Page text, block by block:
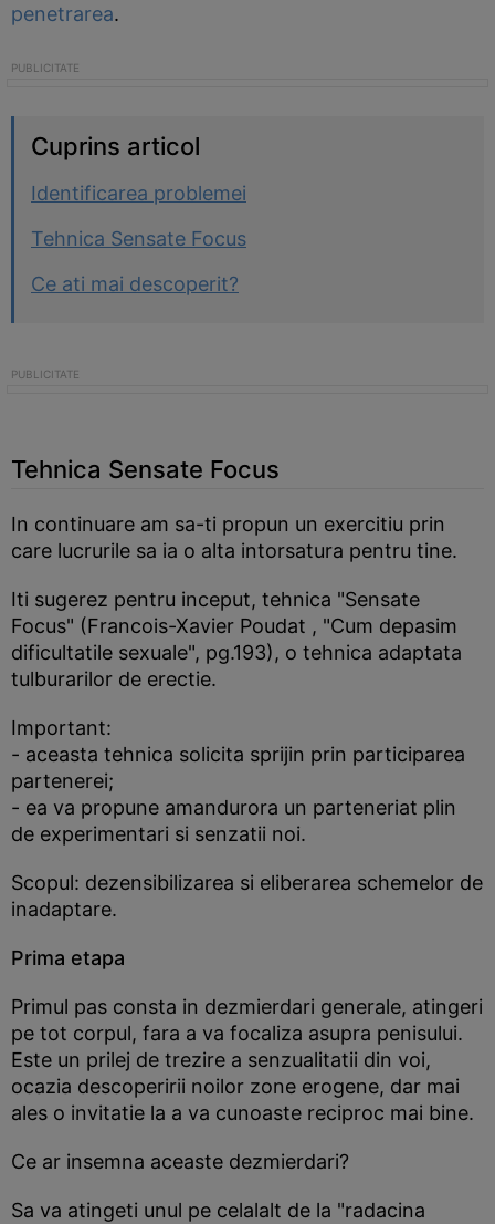
penetrarea.
Cuprins articol
Identificarea problemei
Tehnica Sensate Focus
Ce ati mai descoperit?
Tehnica Sensate Focus
In continuare am sa-ti propun un exercitiu prin
care lucrurile sa ia o alta intorsatura pentru tine.
Iti sugerez pentru inceput, tehnica "Sensate
Focus" (Francois-Xavier Poudat , "Cum depasim
dificultatile sexuale", pg.193), o tehnica adaptata
tulburarilor de erectie.
Important:
- aceasta tehnica solicita sprijin prin participarea
partenerei;
- ea va propune amandurora un parteneriat plin
de experimentari si senzatii noi.
Scopul: dezensibilizarea si eliberarea schemelor de
inadaptare.
Prima etapa
Primul pas consta in dezmierdari generale, atingeri
pe tot corpul, fara a va focaliza asupra penisului.
Este un prilej de trezire a senzualitatii din voi,
ocazia descoperirii noilor zone erogene, dar mai
ales o invitatie la a va cunoaste reciproc mai bine.
Ce ar insemna aceaste dezmierdari?
Sa va atingeti unul pe celalalt de la "radacina